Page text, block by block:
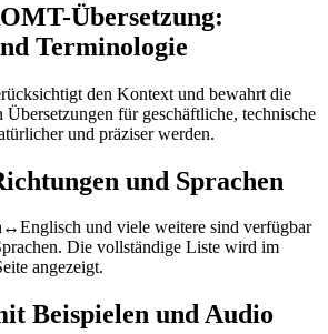
Übersetzung:
Terminologie
den Kontext und bewahrt die
für geschäftliche, technische
und präziser werden.
und Sprachen
und viele weitere sind verfügbar
Die vollständige Liste wird im
angezeigt.
Beispielen und Audio